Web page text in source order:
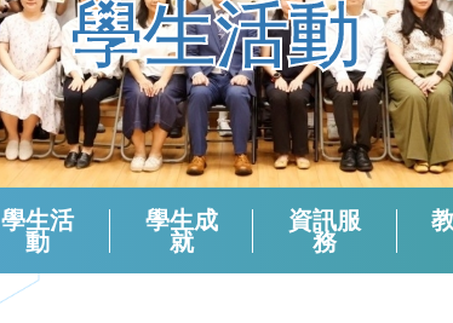
學生活動
學生活
動
學生成
就
資訊服
務